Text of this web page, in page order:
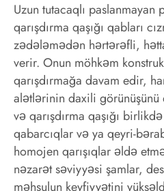
Uzun tutacaqlı paslanmayan
qarışdırma qaşığı qabları
zədələmədən hərtərəfli,
verir. Onun möhkəm
qarışdırmağa davam edir,
alətlərinin daxili görünüşünü
və qarışdırma qaşığı
qabarcıqlar və ya qeyri-
homojen qarışıqlar əldə
nəzarət səviyyəsi şamlar,
məhsulun keyfiyyətini